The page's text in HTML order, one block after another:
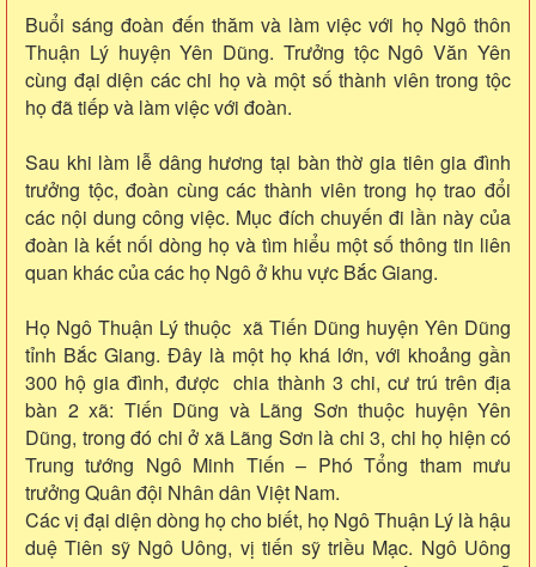
Buổi sáng đoàn đến thăm và làm việc với họ Ngô thôn
Thuận Lý huyện Yên Dũng. Trưởng tộc Ngô Văn Yên
cùng đại diện các chi họ và một số thành viên trong tộc
họ đã tiếp và làm việc với đoàn.
Sau khi làm lễ dâng hương tại bàn thờ gia tiên gia đình
trưởng tộc, đoàn cùng các thành viên trong họ trao đổi
các nội dung công việc. Mục đích chuyến đi lần này của
đoàn là kết nối dòng họ và tìm hiểu một số thông tin liên
quan khác của các họ Ngô ở khu vực Bắc Giang.
Họ Ngô Thuận Lý thuộc xã Tiến Dũng huyện Yên Dũng
tỉnh Bắc Giang. Đây là một họ khá lớn, với khoảng gần
300 hộ gia đình, được chia thành 3 chi, cư trú trên địa
bàn 2 xã: Tiến Dũng và Lãng Sơn thuộc huyện Yên
Dũng, trong đó chi ở xã Lãng Sơn là chi 3, chi họ hiện có
Trung tướng Ngô Minh Tiến – Phó Tổng tham mưu
trưởng Quân đội Nhân dân Việt Nam.
Các vị đại diện dòng họ cho biết, họ Ngô Thuận Lý là hậu
duệ Tiên sỹ Ngô Uông, vị tiến sỹ triều Mạc. Ngô Uông